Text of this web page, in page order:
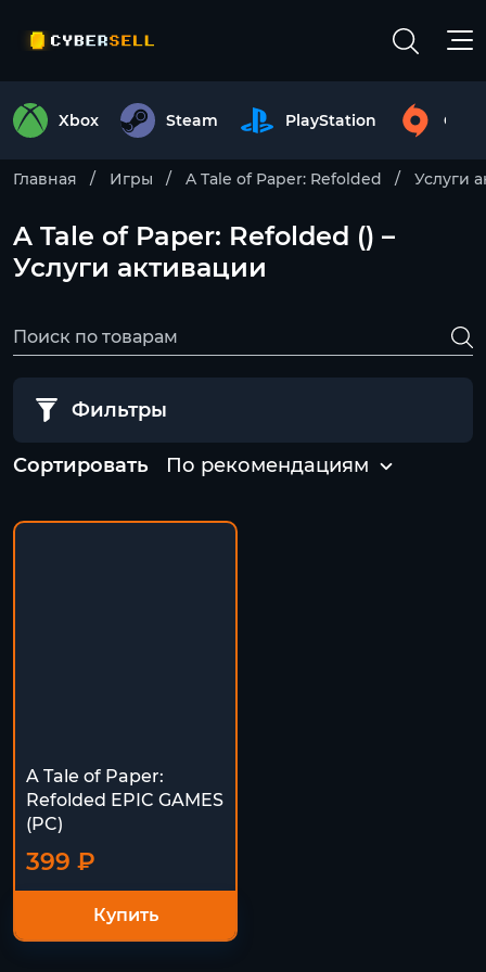
Xbox Steam PlayStation
Главная Игры A Tale of Paper: Refolded Услуги
A Tale of Paper: Refolded () –
Услуги активации
Фильтры
Сортировать По рекомендациям
A Tale of Paper:
Refolded EPIC GAMES
(PC)
399 ₽
Купить